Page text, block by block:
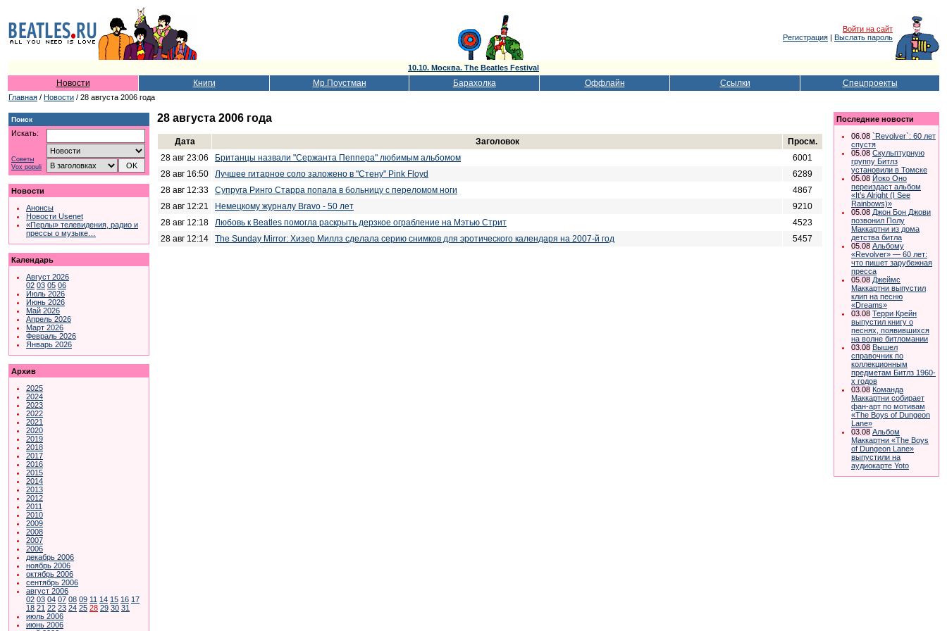
Войти на сайт
Регистрация | Выслать пароль
10.10. Москва. The Beatles Festival
Новости Книги Мр.Поустман Барахолка Оффлайн Ссылки Спецпроекты
Главная / Новости / 28 августа 2006 года
Поиск
Искать:
Советы
Vox populi
Новости
Анонсы
Новости Usenet
«Перлы» телевидения, радио и
прессы о музыке…
Календарь
Август 2026
02 03 05 06
Июль 2026
Июнь 2026
Май 2026
Апрель 2026
Март 2026
Февраль 2026
Январь 2026
Архив
2025
2024
2023
2022
2021
2020
2019
2018
2017
2016
2015
2014
2013
2012
2011
2010
2009
2008
2007
2006
декабрь 2006
ноябрь 2006
октябрь 2006
сентябрь 2006
август 2006
02 03 04 07 08 09 11 14 15 16 17
18 21 22 23 24 25 28 29 30 31
июль 2006
июнь 2006
28 августа 2006 года
Дата Заголовок
Просм.
28 авг 23:06
Британцы назвали "Сержанта Пеппера" любимым альбомом
6001
28 авг 16:50
Лучшее гитарное соло заложено в "Стену" Pink Floyd
6289
28 авг 12:33
Супруга Ринго Старра попала в больницу с переломом ноги
4867
28 авг 12:21
Немецкому журналу Bravo - 50 лет
9210
28 авг 12:18
Любовь к Beatles помогла раскрыть дерзкое ограбление на Мэтью Стрит
4523
28 авг 12:14
The Sunday Mirror: Хизер Миллз сделала серию снимков для эротического календаря на 2007-й год 5457
Последние новости
06.08 `Revolver`: 60 лет
спустя
05.08 Скульптурную
группу Битлз
установили в Томске
05.08 Йоко Оно
переиздаст альбом
«It’s Alright (I See
Rainbows)»
05.08 Джон Бон Джови
позвонил Полу
Маккартни из дома
детства битла
05.08 Альбому
«Revolver» — 60 лет:
что пишет зарубежная
пресса
05.08 Джеймс
Маккартни выпустил
клип на песню
«Dreams»
03.08 Терри Крейн
выпустил книгу о
песнях, появившихся
на волне битломании
03.08 Вышел
справочник по
коллекционным
предметам Битлз 1960-
х годов
03.08 Команда
Маккартни собирает
фан-арт по мотивам
«The Boys of Dungeon
Lane»
03.08 Альбом
Маккартни «The Boys
of Dungeon Lane»
выпустили на
аудиокарте Yoto